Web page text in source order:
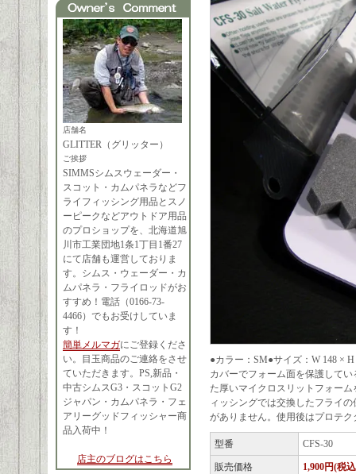
店舗名
GLITTER（グリッター）
ご挨拶
SIMMSシムスウェーダー・
スコット・カムパネラなどフ
ライフィッシング用品とスノ
ーピークなどアウトドア用品
のプロショップを、北海道旭
川市工業団地1条1丁目1番27
にて店舗も運営しておりま
す。シムス・ウェーダー・カ
ムパネラ・フライロッドがお
すすめ！電話（0166-73-
4466）でもお受けしていま
す！
簡単メルマガにご登録くださ
い。目玉商品のご連絡をさせ
ていただきます。PS,新品・
中古シムスG3・スコットG2
ジャパン・カムパネラ・フェ
アリーグッドフィッシャー商
品入荷中！
店主のブログはこちら
●カラー：SM●サイズ：W 148 × H
カバーでフォーム面を保護して
た厚いマイクロスリットフォー
ィッシングでは交換したフライ
がありません。使用後はプロテ
型番 CFS-30
販売価格 1,900円(税